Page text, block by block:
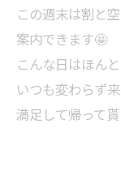
この週末は割と
案内できます🤩⁡
こんな日はほん
いつも変わらず
満足して帰って